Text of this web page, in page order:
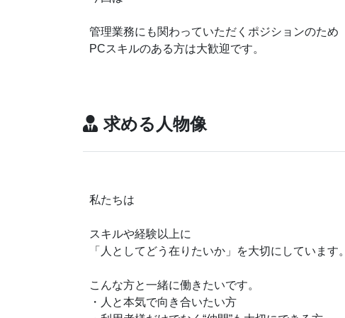
管理業務にも関わっていただくポジションのため
PCスキルのある方は大歓迎です。
求める人物像
私たちは
スキルや経験以上に
「人としてどう在りたいか」を大切にしています。
こんな方と一緒に働きたいです。
・人と本気で向き合いたい方